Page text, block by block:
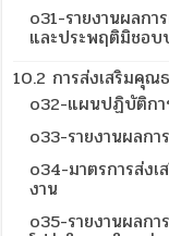
o31-รายงานผลกา
และประพฤติมิชอบ
10.2 การส่งเสริมคุณ
o32-แผนปฏิบัติกา
o33-รายงานผลก
o34-มาตรการส่ง
งาน
o35-รายงานผลกา